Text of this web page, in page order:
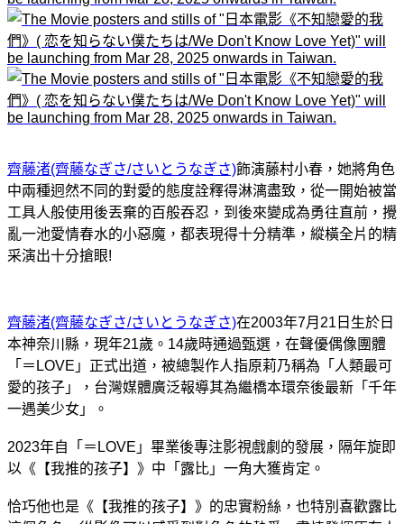
齊藤渚(齊藤なぎさ/さいとうなぎさ)飾演藤村小春，她將角色
中兩種迥然不同的對愛的態度詮釋得淋漓盡致，從一開始被當
工具人般使用後丟棄的百般吞忍，到後來變成為勇往直前，攪
亂一池愛情春水的小惡魔，都表現得十分精準，縱橫全片的精
采演出十分搶眼!
齊藤渚(齊藤なぎさ/さいとうなぎさ)在2003年7月21日生於日
本神奈川縣，現年21歲。14歲時通過甄選，在聲優偶像團體
「＝LOVE」正式出道，被總製作人指原莉乃稱為「人類最可
愛的孩子」，台灣媒體廣泛報導其為繼橋本環奈後最新「千年
一遇美少女」。
2023年自「＝LOVE」畢業後專注影視戲劇的發展，隔年旋即
以《【我推的孩子】》中「露比」一角大獲肯定。
恰巧他也是《【我推的孩子】》的忠實粉絲，也特別喜歡露比